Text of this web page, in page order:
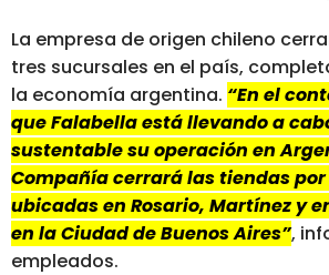
La empresa de origen chileno
tres sucursales en el país,
la economía argentina. “En el
que Falabella está llevando a
sustentable su operación en
Compañía cerrará las tiendas
ubicadas en Rosario, Martínez y
en la Ciudad de Buenos Aires”,
empleados.